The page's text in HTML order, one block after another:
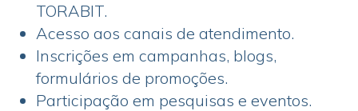
TORABIT.
Acesso aos canais de atendimento.
Inscrições em campanhas, blogs,
formulários de promoções.
Participação em pesquisas e eventos.